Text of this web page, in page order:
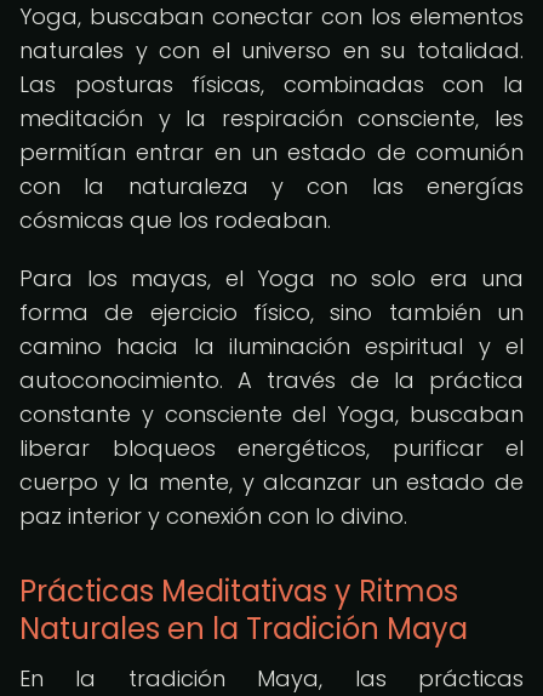
Yoga, buscaban conectar con los elementos
naturales y con el universo en su totalidad.
Las posturas físicas, combinadas con la
meditación y la respiración consciente, les
permitían entrar en un estado de comunión
con la naturaleza y con las energías
cósmicas que los rodeaban.
Para los mayas, el Yoga no solo era una
forma de ejercicio físico, sino también un
camino hacia la iluminación espiritual y el
autoconocimiento. A través de la práctica
constante y consciente del Yoga, buscaban
liberar bloqueos energéticos, purificar el
cuerpo y la mente, y alcanzar un estado de
paz interior y conexión con lo divino.
Prácticas Meditativas y Ritmos
Naturales en la Tradición Maya
En la tradición Maya, las prácticas